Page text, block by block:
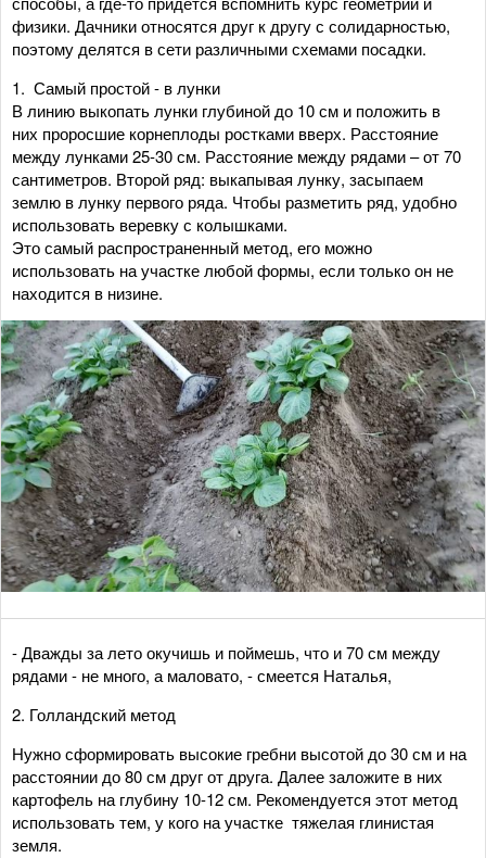
физики. Дачники относятся друг к другу с солидарностью,
поэтому делятся в сети различными схемами посадки.
1. Самый простой - в лунки
В линию выкопать лунки глубиной до 10 см и положить в
них проросшие корнеплоды ростками вверх. Расстояние
между лунками 25-30 см. Расстояние между рядами – от 70
сантиметров. Второй ряд: выкапывая лунку, засыпаем
землю в лунку первого ряда. Чтобы разметить ряд, удобно
использовать веревку с колышками.
Это самый распространенный метод, его можно
использовать на участке любой формы, если только он не
находится в низине.
- Дважды за лето окучишь и поймешь, что и 70 см между
рядами - не много, а маловато, - смеется Наталья,
2. Голландский метод
Нужно сформировать высокие гребни высотой до 30 см и на
расстоянии до 80 см друг от друга. Далее заложите в них
картофель на глубину 10-12 см. Рекомендуется этот метод
использовать тем, у кого на участке тяжелая глинистая
земля.